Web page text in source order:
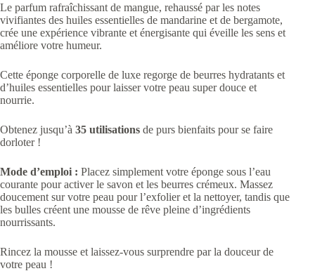
Le parfum rafraîchissant de mangue, rehaussé par les notes
vivifiantes des huiles essentielles de mandarine et de bergamote,
crée une expérience vibrante et énergisante qui éveille les sens et
améliore votre humeur.
Cette éponge corporelle de luxe regorge de beurres hydratants et
d’huiles essentielles pour laisser votre peau super douce et
nourrie.
Obtenez jusqu’à 35 utilisations de purs bienfaits pour se faire
dorloter !
Mode d’emploi : Placez simplement votre éponge sous l’eau
courante pour activer le savon et les beurres crémeux. Massez
doucement sur votre peau pour l’exfolier et la nettoyer, tandis que
les bulles créent une mousse de rêve pleine d’ingrédients
nourrissants.
Rincez la mousse et laissez-vous surprendre par la douceur de
votre peau !